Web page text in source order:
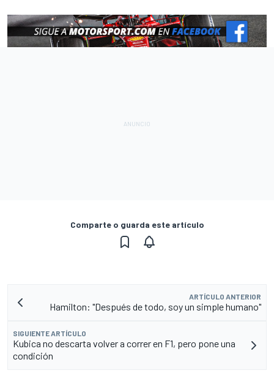
Comparte o guarda este artículo
ARTÍCULO ANTERIOR
Hamilton: "Después de todo, soy un simple humano"
SIGUIENTE ARTÍCULO
Kubica no descarta volver a correr en F1, pero pone una
condición